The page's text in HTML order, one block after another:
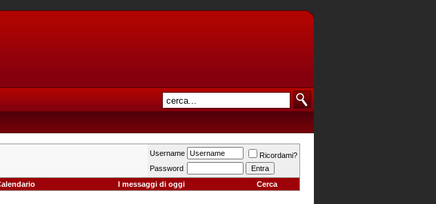
Username
Ricordami?
Password
I messaggi di oggi Cerca